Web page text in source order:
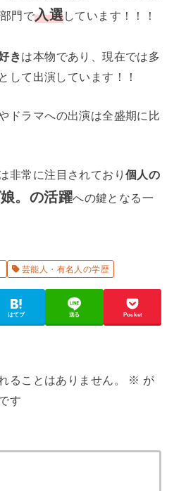
門で入選しています！！！
きは本物であり、現在では多
して出演しています！！
ドラマへの出演は全盛期に比
非常に注目されており 個人の
。の活躍への鍵となる一
芸能人・有名人の学歴
はてブ 送る Pocket
ることはありません。 ※ が
す